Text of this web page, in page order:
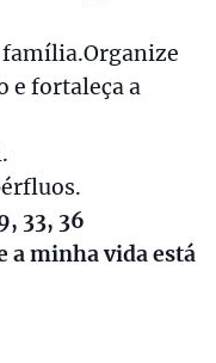
família.Organize
e fortaleça a
33, 36
a minha vida está